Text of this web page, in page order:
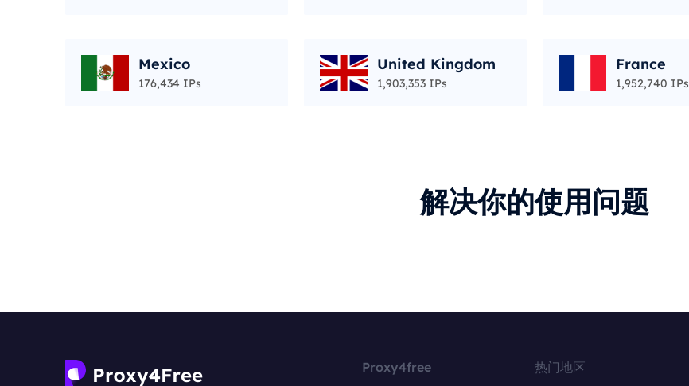
Mexico
176,434 IPs
United Kingdom
1,903,353 IPs
France
1,952,740 IPs
解决你的使用问题
Proxy4free 热门地区